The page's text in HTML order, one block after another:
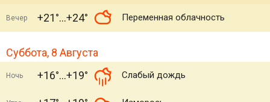
Вечер +21° +24° Переменная облачность
Суббота, 8 Августа
Ночь +16° +19° Слабый дождь